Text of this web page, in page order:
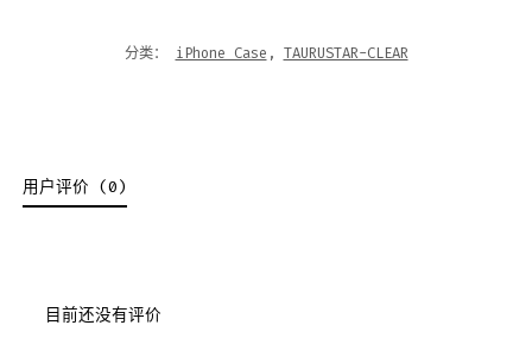
分类： iPhone Case , TAURUSTAR-CLEAR
用户评价 (0)
目前还没有评价